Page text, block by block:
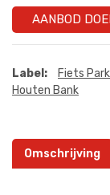
AANBOD
Label: Fiets Park
Houten Bank
Omschrijving